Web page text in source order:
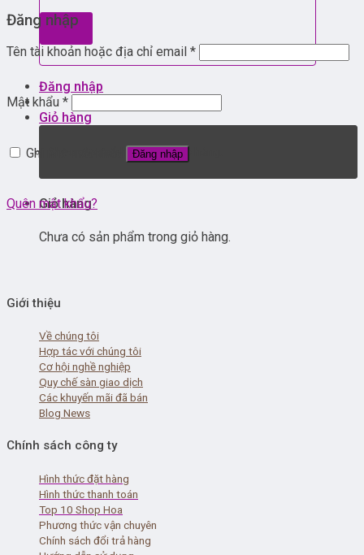
Đăng nhập
Giỏ hàng
Chưa có sản phẩm trong giỏ hàng.
Giỏ hàng
Chưa có sản phẩm trong giỏ hàng.
Đăng nhập
Tên tài khoản hoặc địa chỉ email *
Mật khẩu *
Ghi nhớ mật khẩu Đăng nhập
Quên mật khẩu?
Giới thiệu
Về chúng tôi
Hợp tác với chúng tôi
Cơ hội nghề nghiệp
Quy chế sàn giao dịch
Các khuyến mãi đã bán
Blog News
Chính sách công ty
Hình thức đặt hàng
Hình thức thanh toán
Top 10 Shop Hoa
Phương thức vận chuyên
Chính sách đổi trả hàng